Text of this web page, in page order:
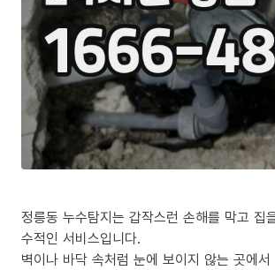
정릉동 누수탐지는 갑작스런 손해를 막고 집
수적인 서비스입니다.
벽이나 바닥 속처럼 눈에 보이지 않는 곳에